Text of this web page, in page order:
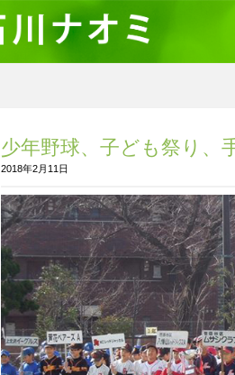
少年野球、子ども祭り、
2018年2月11日